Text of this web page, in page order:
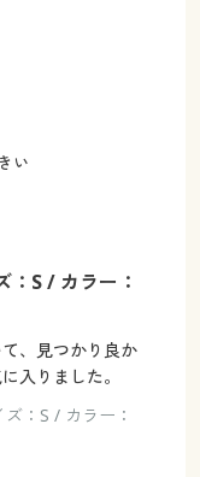
い
S / カラー：
、見つかり良か
入りました。
：S / カラー：